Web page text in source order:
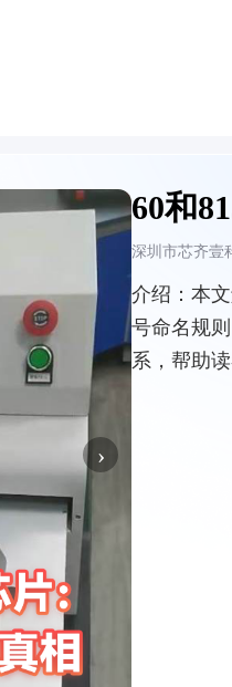
›
60和
深圳市芯齐壹
介绍： 本
号命名规
系，帮助